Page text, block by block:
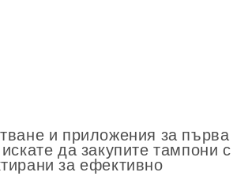
и приложения за първа
да закупите тампони с
за ефективно